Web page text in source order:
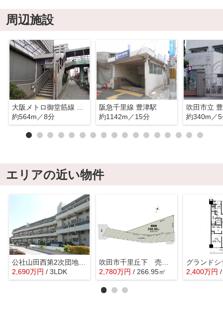
周辺施設
大阪メトロ御堂筋線 江坂駅
約564m／8分
阪急千里線 豊津駅
約1142m／15分
約340m／
エリアの近い物件
公社山田西第2次団地A8棟
2,690万円 / 3LDK
2,780万円 / 266.95㎡ 2,400万円